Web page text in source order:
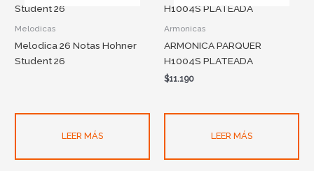
Melodicas
Melodica 26 Notas Hohner
Student 26
LEER MÁS
Armonicas
ARMONICA PARQUER
H1004S PLATEADA
$11.190
LEER MÁS